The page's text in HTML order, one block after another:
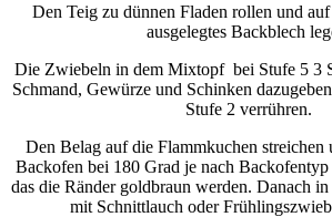
Den Teig zu dünnen Fladen rollen und
ausgelegtes Backblech
Die Zwiebeln in dem Mixtopf bei Stufe 5 3
Schmand, Gewürze und Schinken
Stufe 2 verrühren.
Den Belag auf die Flammkuchen streichen
Backofen bei 180 Grad je nach
das die Ränder goldbraun werden. Danach
mit Schnittlauch oder